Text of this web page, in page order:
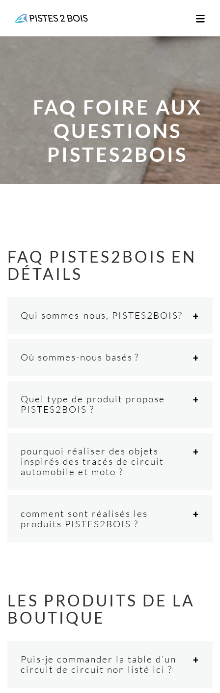
contenu
FAQ FOIRE AUX
QUESTIONS
PISTES2BOIS
FAQ PISTES2BOIS EN
DÉTAILS
Qui sommes-nous, PISTES2BOIS?
Où sommes-nous basés ?
Quel type de produit propose
PISTES2BOIS ?
pourquoi réaliser des objets
inspirés des tracés de circuit
automobile et moto ?
comment sont réalisés les
produits PISTES2BOIS ?
LES PRODUITS DE LA
BOUTIQUE
Puis-je commander la table d’un
circuit de circuit non listé ici ?